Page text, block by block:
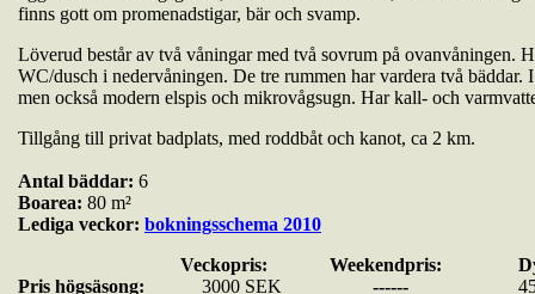
finns gott om promenadstigar, bär och svamp.
Löverud består av två våningar med två sovrum på ovanvåningen.
WC/dusch i nedervåningen. De tre rummen har vardera två bäddar.
men också modern elspis och mikrovågsugn. Har kall- och
Tillgång till privat badplats, med roddbåt och kanot, ca 2 km.
Antal bäddar: 6
Boarea: 80 m²
Lediga veckor: bokningsschema 2010
Veckopris: Weekendpris:
Pris högsäsong:
3000 SEK ------